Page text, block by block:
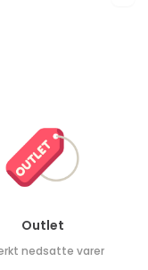
Outlet
nedsatte varer